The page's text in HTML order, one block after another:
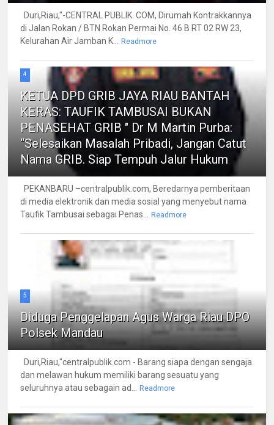
Duri,Riau,"-CENTRAL PUBLIK. COM, Dirumah Kontrakkannya
di Jalan Rokan / BTN Rokan Permai No. 46 B RT 02 RW 23,
Kelurahan Air Jamban K...
Readmore
4
KETUA DPD GRIB JAYA RIAU BANTAH
KERAS: TAUFIK TAMBUSAI BUKAN
PENASEHAT GRIB " Dr M Martin Purba:
“Selesaikan Masalah Pribadi, Jangan Catut
Nama GRIB. Siap Tempuh Jalur Hukum
PEKANBARU –centralpublik.com, Beredarnya pemberitaan
di media elektronik dan media sosial yang menyebut nama
Taufik Tambusai sebagai Penas...
Readmore
5
Diduga Penggelapan Agus Warga Riau DPO
Polsek Mandau
Duri,Riau,"centralpublik.com - Barang siapa dengan sengaja
dan melawan hukum memiliki barang sesuatu yang
seluruhnya atau sebagain ad...
Readmore